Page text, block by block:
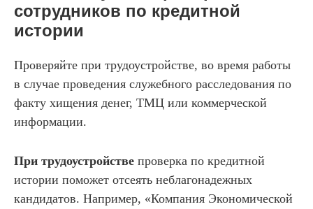
сотрудников по кредитной
истории
Проверяйте при трудоустройстве, во время работы
в случае проведения служебного расследования по
факту хищения денег, ТМЦ или коммерческой
информации.
При трудоустройстве проверка по кредитной
истории поможет отсеять неблагонадежных
кандидатов. Например, «Компания Экономической